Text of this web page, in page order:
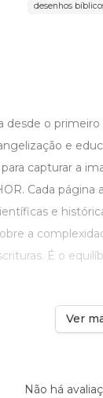
desenhos
desde o
e
capturar a
Cada
e
a
É o
Ver
Não há